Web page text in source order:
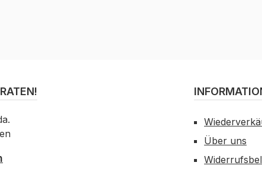
Über uns